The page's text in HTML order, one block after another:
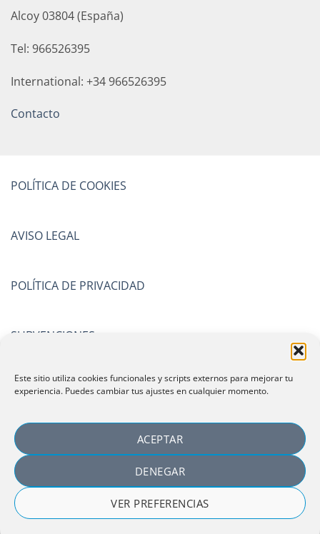
Este sitio utiliza cookies funcionales y scripts externos para mejorar tu
experiencia. Puedes cambiar tus ajustes en cualquier momento.
ACEPTAR
DENEGAR
VER PREFERENCIAS
Alcoy 03804 (España)
Tel: 966526395
International: +34 966526395
Contacto
POLÍTICA DE COOKIES
AVISO LEGAL
POLÍTICA DE PRIVACIDAD
SUBVENCIONES
CERTIFICACIONES
Laboratorio Español de Investigación